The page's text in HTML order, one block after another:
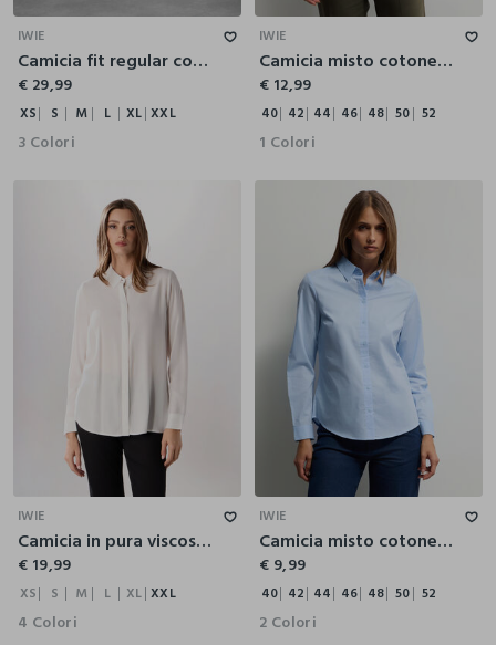
IWIE
Camicia fit regular con colletto alla francese misto lino donna
€ 29,99
XS S M L XL XXL
3 Colori
IWIE
Camicia misto cotone a righe donna
€ 12,99
40 42 44 46 48 50 52
1 Colori
M XL
XXL
IWIE
Camicia in pura viscosa tinta unita donna
€ 19,99
XS S M L XL XXL
4 Colori
42 44 48
52
IWIE
Camicia misto cotone donna
€ 9,99
40 42 44 46 48 50 52
2 Colori